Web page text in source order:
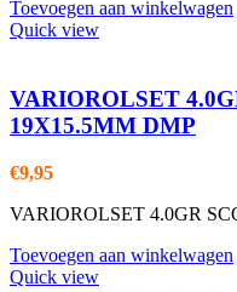
Toevoegen aan winkelwagen
Quick view
VARIOROLSET
19X15.5MM DMP
€9,95
VARIOROLSET 4.0GR
Toevoegen aan winkelwagen
Quick view